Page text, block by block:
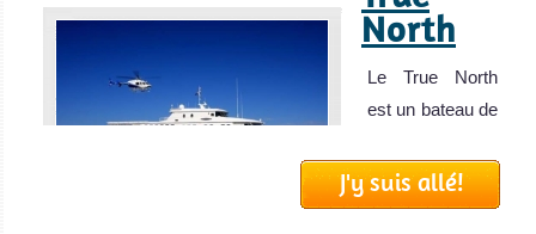
Récif de Ningaloo
Excellente plongée sous-marine et aperçu régulier de
Récif de Ningaloo Avis sur la plongée
North
Le True North
est un bateau de
True North Avis
J'y suis allé!